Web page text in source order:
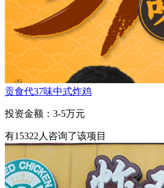
贡食代37味中式炸鸡
投资金额： 3-5万元
有15322 人咨询了该项目